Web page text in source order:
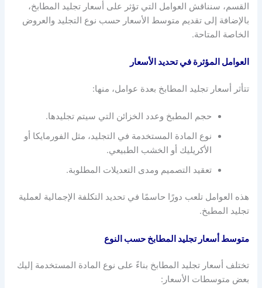
القسم، سنناقش العوامل التي تؤثر على أسعار تجليد المطابخ،
بالإضافة إلى تقديم متوسط الأسعار حسب نوع التجليد والعروض
الخاصة المتاحة.
العوامل المؤثرة في تحديد الأسعار
تتأثر أسعار تجليد المطابخ بعدة عوامل، منها:
حجم المطبخ وعدد الخزائن التي سيتم تجليدها.
نوع المادة المستخدمة في التجليد، مثل الفورمايكا أو
الأكريليك أو الخشب الطبيعي.
تعقيد التصميم ومدى التعديلات المطلوبة.
هذه العوامل تلعب دورًا حاسمًا في تحديد التكلفة الإجمالية لعملية
تجليد المطبخ.
متوسط أسعار تجليد المطابخ حسب النوع
تختلف أسعار تجليد المطابخ بناءً على نوع المادة المستخدمة إليك
بعض متوسطات الأسعار: